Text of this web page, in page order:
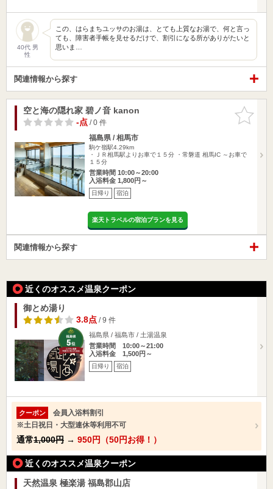
40代 男
性
この、はらまちユッサのお湯は、とても上質なお湯で、何と言っ
ても、障害者手帳を見せるだけで、割引になる所がありがたいと
思いま…
関連情報から探す
お気に入
りに追加
空と海の隠れ家 碧ノ音 kanon
-点/ 0 件
福島県 / 相馬市
駒ケ嶺駅4.29km
・ＪＲ相馬駅よりお車で１５分 ・常磐道 相馬IC ～お車で
１５分
営業時間 10:00～20:00
入浴料金 1,800円～
日帰り 宿泊
楽天トラベルの宿泊プランを見る
関連情報から探す
近くのオススメ温泉クーポン
御とめ湯り
3.8点/ 9 件
福島県 / 福島市 / 土湯温泉
営業時間 10:00～21:00
入浴料金 1,500円～
日帰り 宿泊
クーポン
会員入浴料割引
※土日祝日・大型連休等利用不可
通常1,000円 → 950円（50円お得！）
近くのオススメ温泉クーポン
天然温泉 極楽湯 福島郡山店